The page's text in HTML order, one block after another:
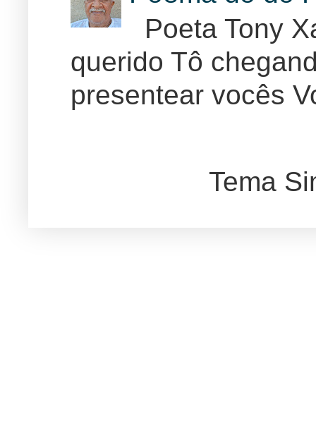
Poeta Tony
querido Tô
presentear vocês
Tema